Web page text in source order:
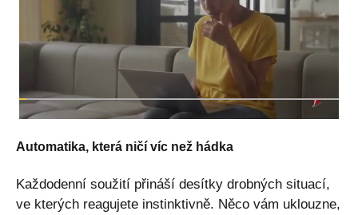
Automatika, která ničí víc než hádka
Každodenní soužití přináší desítky drobných situací,
ve kterých reagujete instinktivně. Něco vám uklouzne,